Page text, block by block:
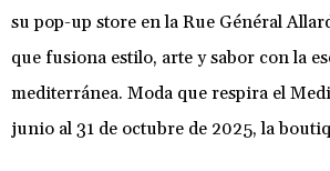
su pop-up store en la Rue Général
que fusiona estilo, arte y sabor con la
mediterránea. Moda que respira el
junio al 31 de octubre de 2025, la